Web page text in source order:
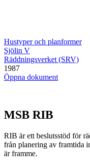
Hustyper och planformer
Sjölin V
Räddningsverket (SRV)
1987
Öppna dokument
MSB RIB
RIB är ett beslutsstöd för
från planering av framtida
är framme.